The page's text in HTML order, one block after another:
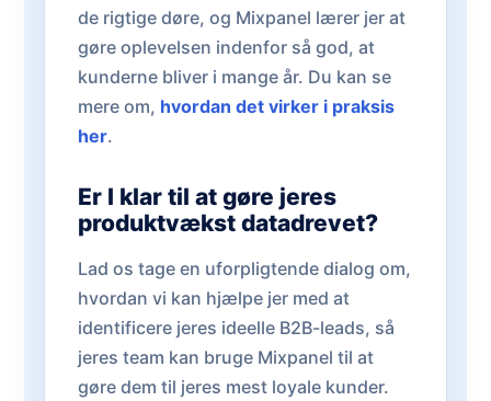
de rigtige døre, og Mixpanel lærer jer at
gøre oplevelsen indenfor så god, at
kunderne bliver i mange år. Du kan se
mere om, hvordan det virker i praksis
her.
Er I klar til at gøre jeres
produktvækst datadrevet?
Lad os tage en uforpligtende dialog om,
hvordan vi kan hjælpe jer med at
identificere jeres ideelle B2B-leads, så
jeres team kan bruge Mixpanel til at
gøre dem til jeres mest loyale kunder.